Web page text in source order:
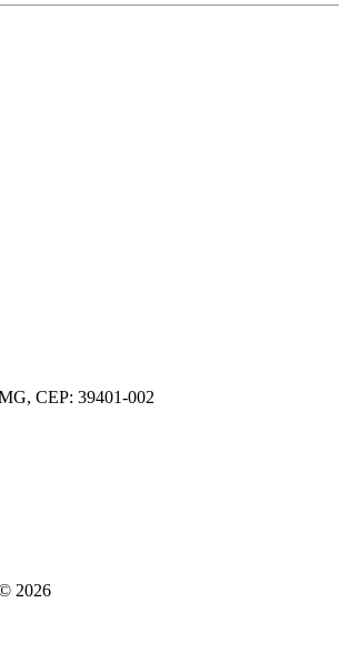
CEP: 39401-002
2026